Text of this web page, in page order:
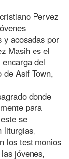
Pervez
y acosadas por
Masih es el
del
de Asif Town,
donde
para
se
liturgias,
los testimonios
jóvenes,